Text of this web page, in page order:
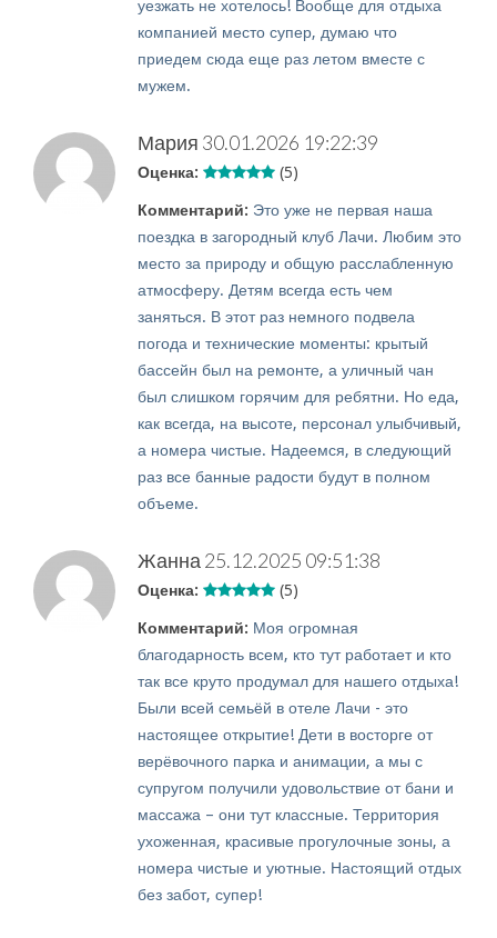
уезжать не хотелось! Вообще для отдыха
компанией место супер, думаю что
приедем сюда еще раз летом вместе с
мужем.
Мария 30.01.2026 19:22:39
Оценка: (5)
Комментарий: Это уже не первая наша
поездка в загородный клуб Лачи. Любим это
место за природу и общую расслабленную
атмосферу. Детям всегда есть чем
заняться. В этот раз немного подвела
погода и технические моменты: крытый
бассейн был на ремонте, а уличный чан
был слишком горячим для ребятни. Но еда,
как всегда, на высоте, персонал улыбчивый,
а номера чистые. Надеемся, в следующий
раз все банные радости будут в полном
объеме.
Жанна 25.12.2025 09:51:38
Оценка: (5)
Комментарий: Моя огромная
благодарность всем, кто тут работает и кто
так все круто продумал для нашего отдыха!
Были всей семьёй в отеле Лачи - это
настоящее открытие! Дети в восторге от
верёвочного парка и анимации, а мы с
супругом получили удовольствие от бани и
массажа – они тут классные. Территория
ухоженная, красивые прогулочные зоны, а
номера чистые и уютные. Настоящий отдых
без забот, супер!